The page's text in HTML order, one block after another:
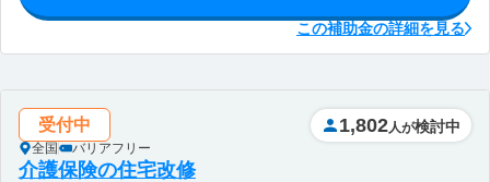
この補助金の詳細を見る
受付中
全国 バリアフリー
1,802 人が検討中
介護保険の住宅改修